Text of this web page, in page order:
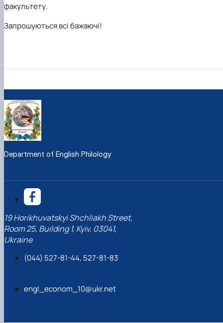
факультету.
Запрошуються всі бажаючі!
Department of English Philology
19 Horikhuvatskyi Shchliakh Street,
Room 25, Building 1, Kyiv, 03041,
Ukraine
(044) 527-81-44, 527-81-83
engl_econom_10@ukr.net